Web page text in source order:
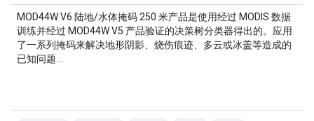
MOD44W V6 陆地/水体掩码 250 米产品是使用经过 MODIS 数据
训练并经过 MOD44W V5 产品验证的决策树分类器得出的。应用
了一系列掩码来解决地形阴影、烧伤痕迹、多云或冰盖等造成的
已知问题…